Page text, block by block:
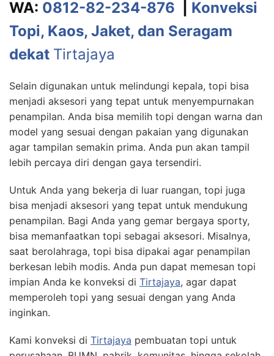
WA: 0812-82-234-876
Konveksi
Topi, Kaos, Jaket, dan Seragam
dekat Tirtajaya
Selain digunakan untuk melindungi kepala, topi bisa
menjadi aksesori yang tepat untuk menyempurnakan
penampilan. Anda bisa memilih topi dengan warna dan
model yang sesuai dengan pakaian yang digunakan
agar tampilan semakin prima. Anda pun akan tampil
lebih percaya diri dengan gaya tersendiri.
Untuk Anda yang bekerja di luar ruangan, topi juga
bisa menjadi aksesori yang tepat untuk mendukung
penampilan. Bagi Anda yang gemar bergaya sporty,
bisa memanfaatkan topi sebagai aksesori. Misalnya,
saat berolahraga, topi bisa dipakai agar penampilan
berkesan lebih modis. Anda pun dapat memesan topi
impian Anda ke konveksi di Tirtajaya, agar dapat
memperoleh topi yang sesuai dengan yang Anda
inginkan.
Kami konveksi di Tirtajaya pembuatan topi untuk